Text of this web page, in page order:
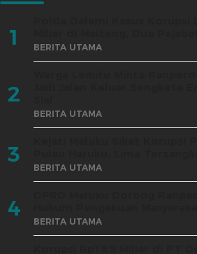
1 BERITA UTAMA
2
BERITA UTAMA
3 BERITA UTAMA
4 BERITA UTAMA